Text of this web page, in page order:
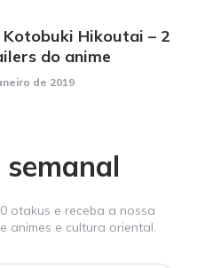
Kotobuki Hikoutai – 2
do anime
de 2019
semanal
otakus e receba a nossa
animes e cultura oriental.